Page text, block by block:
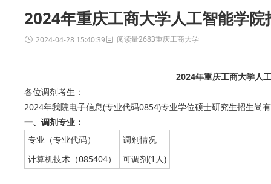
2024年重庆工商大学人工智能学院
2024-04-28 15:40:39 阅读量2683重庆工商大学
2024年重庆工商大学人
各位调剂考生：
2024年我院电子信息(专业代码0854)专业学位硕士研究生招生尚
一、调剂专业：
专业（专业代码）
调剂情况
计算机技术（085404）
可调剂(1人)